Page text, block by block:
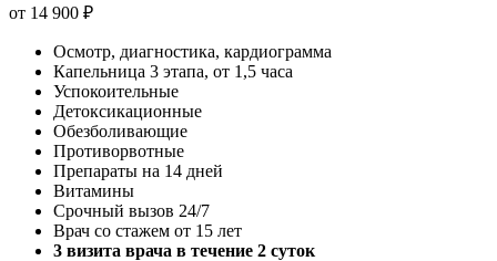
от 14 900 ₽
Осмотр, диагностика, кардиограмма
Капельница 3 этапа, от 1,5 часа
Успокоительные
Детоксикационные
Обезболивающие
Противорвотные
Препараты на 14 дней
Витамины
Срочный вызов 24/7
Врач со стажем от 15 лет
3 визита врача в течение 2 суток